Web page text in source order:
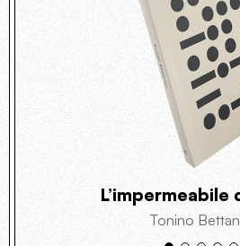
L’impermeabile
Tonino